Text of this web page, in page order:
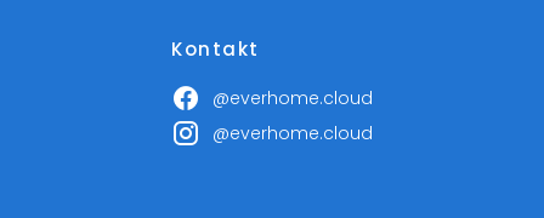
Kontakt
@everhome.cloud
@everhome.cloud